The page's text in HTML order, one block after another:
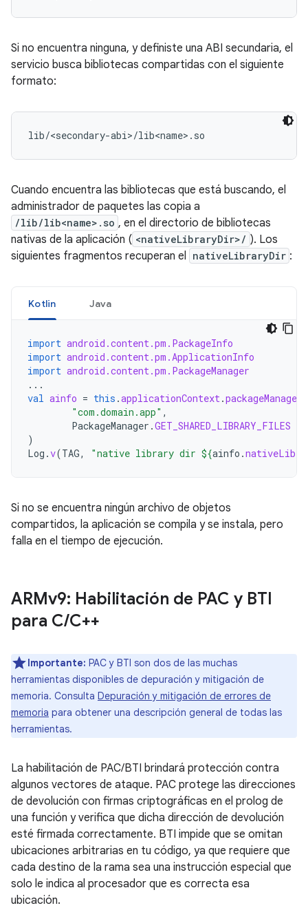
Si no encuentra ninguna, y definiste una ABI secundaria, el
servicio busca bibliotecas compartidas con el siguiente
formato:
Cuando encuentra las bibliotecas que está buscando, el
administrador de paquetes las copia a
/lib/lib<name>.so , en el directorio de bibliotecas
nativas de la aplicación ( <nativeLibraryDir>/ ). Los
siguientes fragmentos recuperan el nativeLibraryDir :
Kotlin Java
import android.content.pm.PackageInfo
import android.content.pm.ApplicationInfo
import android.content.pm.PackageManager
...
val ainfo = this .applicationContext.packageManager
"com.domain.app" ,
PackageManager .GET_SHARED_LIBRARY_FILES
)
Log .v(TAG, "native library dir ${ainfo .
Si no se encuentra ningún archivo de objetos
compartidos, la aplicación se compila y se instala, pero
falla en el tiempo de ejecución.
ARMv9: Habilitación de PAC y BTI
para C/C++
Importante: PAC y BTI son dos de las muchas
herramientas disponibles de depuración y mitigación de
memoria. Consulta Depuración y mitigación de errores de
memoria para obtener una descripción general de todas las
herramientas.
La habilitación de PAC/BTI brindará protección contra
algunos vectores de ataque. PAC protege las direcciones
de devolución con firmas criptográficas en el prolog de
una función y verifica que dicha dirección de devolución
esté firmada correctamente. BTI impide que se omitan
ubicaciones arbitrarias en tu código, ya que requiere que
cada destino de la rama sea una instrucción especial que
solo le indica al procesador que es correcta esa
ubicación.